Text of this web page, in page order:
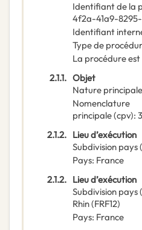
Identifiant de la
4f2a-41a9-
Identifiant
Type de
La procédure
2.1.1. Objet
Nature
Nomenclature
principale(cpv):
2.1.2. Lieu d’exécution
Subdivision pays
Pays: France
2.1.2. Lieu d’exécution
Subdivision pays
Rhin(FRF12)
Pays: France